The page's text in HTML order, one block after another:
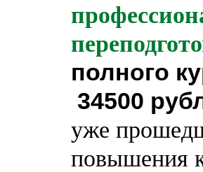
полного
34500
уже
повышения